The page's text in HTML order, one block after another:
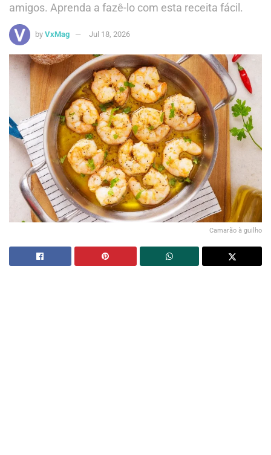
amigos. Aprenda a fazê-lo com esta receita fácil.
by VxMag Jul 18, 2026
Camarão à guilho